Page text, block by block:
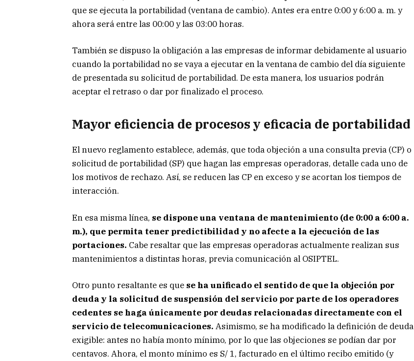
que se ejecuta la portabilidad (ventana de cambio). Antes era entre 0:00 y 6:00 a. m. y
ahora será entre las 00:00 y las 03:00 horas.
También se dispuso la obligación a las empresas de informar debidamente al usuario
cuando la portabilidad no se vaya a ejecutar en la ventana de cambio del día siguiente
de presentada su solicitud de portabilidad. De esta manera, los usuarios podrán
aceptar el retraso o dar por finalizado el proceso.
Mayor eficiencia de procesos y eficacia de portabilidad
El nuevo reglamento establece, además, que toda objeción a una consulta previa (CP) o
solicitud de portabilidad (SP) que hagan las empresas operadoras, detalle cada uno de
los motivos de rechazo. Así, se reducen las CP en exceso y se acortan los tiempos de
interacción.
En esa misma línea, se dispone una ventana de mantenimiento (de 0:00 a 6:00 a.
m.), que permita tener predictibilidad y no afecte a la ejecución de las
portaciones. Cabe resaltar que las empresas operadoras actualmente realizan sus
mantenimientos a distintas horas, previa comunicación al OSIPTEL.
Otro punto resaltante es que se ha unificado el sentido de que la objeción por
deuda y la solicitud de suspensión del servicio por parte de los operadores
cedentes se haga únicamente por deudas relacionadas directamente con el
servicio de telecomunicaciones. Asimismo, se ha modificado la definición de deuda
exigible: antes no había monto mínimo, por lo que las objeciones se podían dar por
centavos. Ahora, el monto mínimo es S/ 1, facturado en el último recibo emitido (y